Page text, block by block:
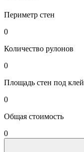
Периметр стен
0
Количество рулонов
0
Площадь стен под клей
0
Общая стоимость
0